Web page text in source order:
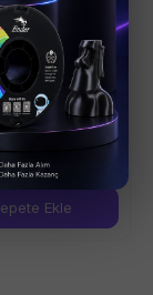
Koruyucu
3 Serisi İçin)
Ekle